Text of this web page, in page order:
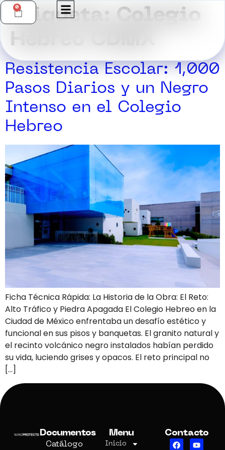
0
Etiqueta: Colegio
Hebreo CDMX
Resistencia Escolar: 1,000
Pasos Diarios y un Negro
Intenso en el Colegio
Hebreo
Ficha Técnica Rápida: La Historia de la Obra: El Reto:
Alto Tráfico y Piedra Apagada El Colegio Hebreo en la
Ciudad de México enfrentaba un desafío estético y
funcional en sus pisos y banquetas. El granito natural y
el recinto volcánico negro instalados habían perdido
su vida, luciendo grises y opacos. El reto principal no
[…]
Documentos
Catálogo
Menu
Inicio
Contacto